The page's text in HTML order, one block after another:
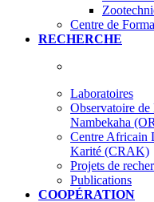
Centre de
RECHERCHE
Laboratoires
Observatoire
Nambekaha
Centre Africain
Karité (CRAK)
Projets de
Publications
COOPÉRATION